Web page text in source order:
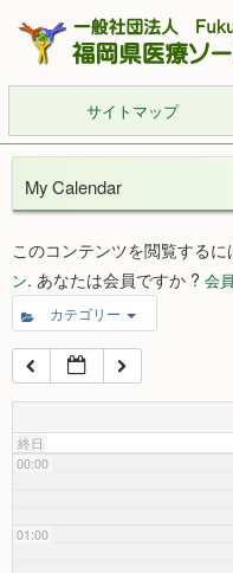
サイトマップ
My Calendar
このコンテンツを閲覧する
ン. あなたは会員ですか ? 会
カテゴリー
終日
00:00
01:00